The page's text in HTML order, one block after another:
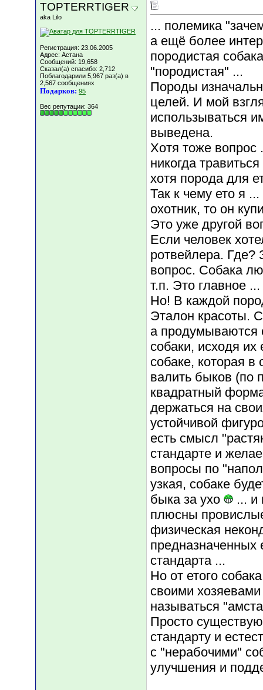
TOPTERRTIGER
aka Lilo
Регистрация: 23.06.2005
Адрес: Астана
Сообщений: 19,658
Сказал(а) спасибо: 2,712
Поблагодарили 5,967 раз(а) в
2,567 сообщениях
Подарков: 95
Вес репутации: 364
... полемика
а ещё более
породистая
"породистая" ...
Породы
целей. И мой
использываться
выведена.
Хотя тоже вопрос
никогда
хотя порода для
Так к чему ето я
охотник, то он
Это уже другой
Если человек
ротвейлера. Где?
вопрос. Собака
т.п. Это главное ...
Но! В каждой
Эталон красоты.
а продумываются
собаки, исходя
собаке, которая
валить быков (по
квадратный
держаться на
устойчивой
есть смысл
стандарте и
вопросы по
узкая, собаке
быка за ухо
... и
плюсны
физическая
предназначенных
стандарта ...
Но от етого
своими
называться
Просто
стандарту и
с "нерабочими"
улучшения и